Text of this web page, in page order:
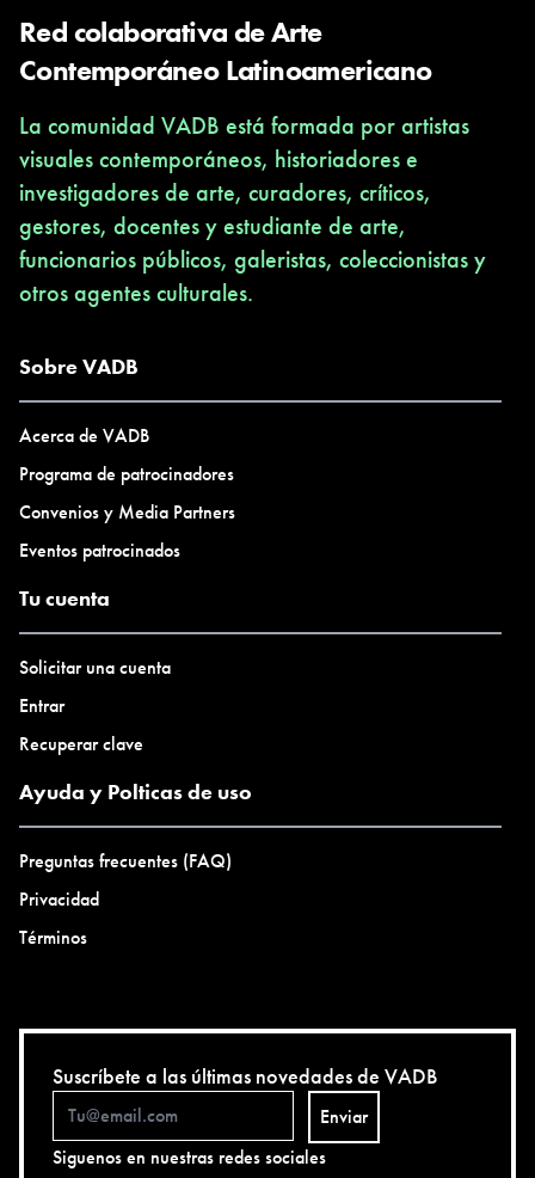
Red colaborativa de Arte
Contemporáneo Latinoamericano
La comunidad VADB está formada por artistas
visuales contemporáneos, historiadores e
investigadores de arte, curadores, críticos,
gestores, docentes y estudiante de arte,
funcionarios públicos, galeristas, coleccionistas y
otros agentes culturales.
Sobre VADB
Acerca de VADB
Programa de patrocinadores
Convenios y Media Partners
Eventos patrocinados
Tu cuenta
Solicitar una cuenta
Entrar
Recuperar clave
Ayuda y Polticas de uso
Preguntas frecuentes (FAQ)
Privacidad
Términos
Suscríbete a las últimas novedades de VADB
Enviar
Siguenos en nuestras redes sociales